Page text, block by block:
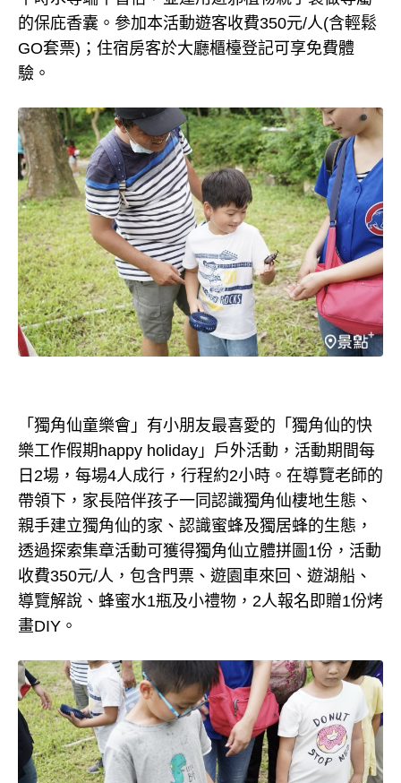
的保庇香囊。參加本活動遊客收費350元/人(含輕鬆
GO套票)；住宿房客於大廳櫃檯登記可享免費體
驗。
「獨角仙童樂會」有小朋友最喜愛的「獨角仙的快
樂工作假期happy holiday」戶外活動，活動期間每
日2場，每場4人成行，行程約2小時。在導覽老師的
帶領下，家長陪伴孩子一同認識獨角仙棲地生態、
親手建立獨角仙的家、認識蜜蜂及獨居蜂的生態，
透過探索集章活動可獲得獨角仙立體拼圖1份，活動
收費350元/人，包含門票、遊園車來回、遊湖船、
導覽解說、蜂蜜水1瓶及小禮物，2人報名即贈1份烤
畫DIY。